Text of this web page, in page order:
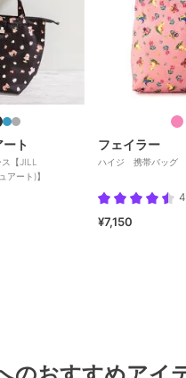
ト
【JILL
アート)】
フェイラー
ハイジ 携帯バッグ
¥7,150